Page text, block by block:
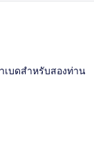
ฟมิลี่ | เครื่องนอนระดั
เบดสำหรับสองท่าน